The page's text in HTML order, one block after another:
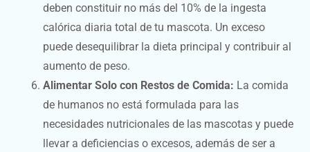
deben constituir no más del 10% de la ingesta
calórica diaria total de tu mascota. Un exceso
puede desequilibrar la dieta principal y contribuir al
aumento de peso.
Alimentar Solo con Restos de Comida: La comida
de humanos no está formulada para las
necesidades nutricionales de las mascotas y puede
llevar a deficiencias o excesos, además de ser a